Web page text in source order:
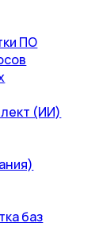
ПО
(ИИ)
баз